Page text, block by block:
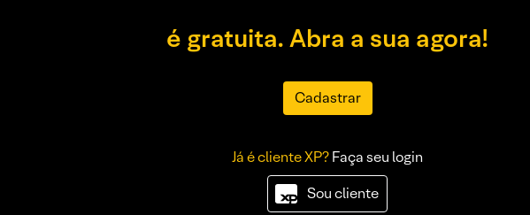
é gratuita. Abra a sua agora!
Cadastrar
Já é cliente XP?Faça seu login
Sou cliente